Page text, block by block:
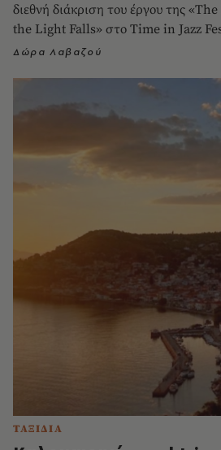
διεθνή διάκριση του έργου της
the Light Falls» στο Time in Jazz
Δώρα Λαβαζού
ΤΑΞΙΔΙΑ